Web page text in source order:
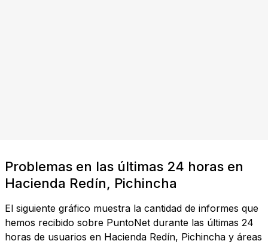
Problemas en las últimas 24 horas en
Hacienda Redín, Pichincha
El siguiente gráfico muestra la cantidad de informes que
hemos recibido sobre PuntoNet durante las últimas 24
horas de usuarios en Hacienda Redín, Pichincha y áreas